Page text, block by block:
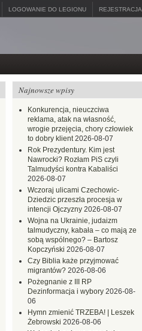
LOGOWANIE DO LEGIONU REJESTRACJA
Najnowsze wpisy
Konkurencja, nieuczciwa
reklama, atak na własność,
wrogie przejęcia, chory człowiek
to dobry klient 2026-08-07
Rok Prezydentury. Kim jest
Nawrocki? Rozłam PiS czyli
Talmudyści kontra Kabaliści
2026-08-07
Wczoraj ulicami Czechowic-
Dziedzic przeszła procesja w
intencji Ojczyzny 2026-08-07
Wojna na Ukrainie, judaizm
talmudyczny, kabała – co mają ze
sobą wspólnego? – Bartosz
Kopczyński 2026-08-07
Czy Biblia każe przyjmować
migrantów? 2026-08-06
Pożegnanie z III RP
Dezinformacja i wybory 2026-08-
06
Hymn zmienić TRZEBA! | Leszek
Żebrowski 2026-08-06